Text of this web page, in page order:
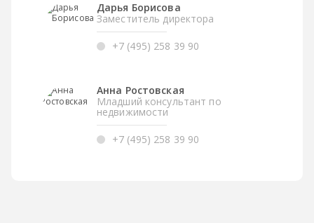
Дарья Борисова
Заместитель директора
+7 (495) 258 39 90
Анна Ростовская
Младший консультант по
недвижимости
+7 (495) 258 39 90